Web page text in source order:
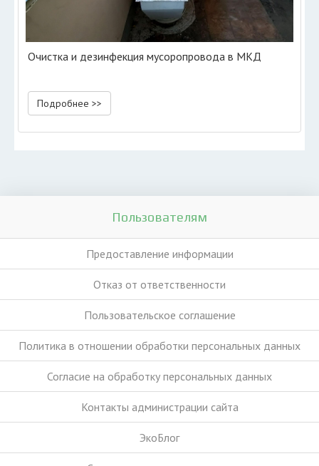
Очистка и дезинфекция мусоропровода в МКД
Подробнее >>
Пользователям
Предоставление информации
Отказ от ответственности
Пользовательское соглашение
Политика в отношении обработки персональных данных
Согласие на обработку персональных данных
Контакты администрации сайта
ЭкоБлог